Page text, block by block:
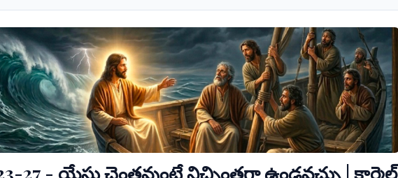
27 - యేసు చెంతవుంటే నిచ్చింతగా ఉండవచ్చు | కార్మెల్